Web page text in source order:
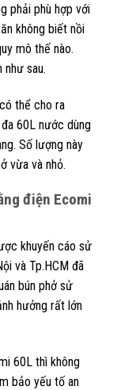
phải phù hợp với
không biết nồi
mô thế nào.
sau.
thể cho ra
60L nước dùng
Số lượng này
vừa và nhỏ.
điện Ecomi
khuyến cáo sử
và Tp.HCM đã
bún phở sử
hưởng rất lớn
60L thì không
bảo yếu tố an